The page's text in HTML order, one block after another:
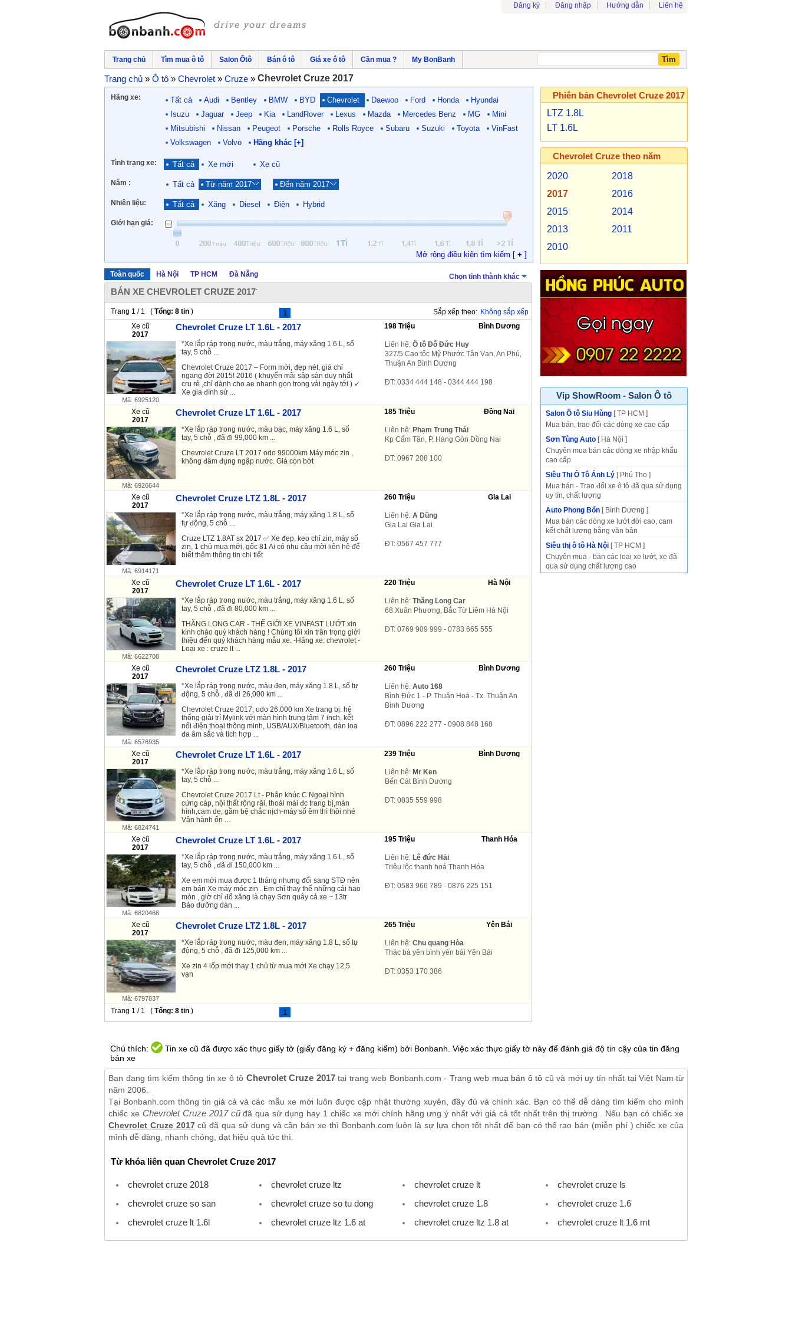
Đăng ký Đăng nhập Hướng dẫn Liên hệ
Trang chủ Tìm mua ô tô Salon Ôtô Bán ô tô Giá xe ô tô Cần mua ? My BonBanh
Trang chủ » Ô tô » Chevrolet » Cruze » Chevrolet Cruze 2017
Hãng xe: Tất cả Audi Bentley BMW BYD Chevrolet Daewoo Ford Honda
Hyundai
Isuzu
Jaguar Jeep Kia LandRover Lexus Mazda Mercedes Benz MG
Mini
Mitsubishi
Nissan Peugeot Porsche Rolls Royce Subaru Suzuki Toyota
VinFast
Volkswagen
Volvo Hãng khác [+]
Tình trạng xe: Tất cả Xe mới Xe cũ
Năm : Tất cả Từ năm 2017 Đến năm 2017
Nhiên liệu: Tất cả Xăng Diesel Điện Hybrid
Giới hạn giá:
Mở rộng điều kiện tìm kiếm [ + ]
Toàn quốc Hà Nội TP HCM Đà Nẵng Chọn tỉnh thành khác
BÁN XE CHEVROLET CRUZE 2017
Trang 1 / 1 ( Tổng: 8 tin ) 1 Sắp xếp theo: Không sắp xếp
Xe cũ
2017
Chevrolet Cruze LT 1.6L - 2017 198 Triệu Bình Dương
Mã: 6925120
*Xe lắp ráp trong nước, màu trắng, máy xăng 1.6 L, số
tay, 5 chỗ ...
Chevrolet Cruze 2017 – Form mới, đẹp nét, giá chỉ
ngang đời 2015! 2016 ( khuyến mãi sập sàn duy nhất
cru rẻ ,chỉ dành cho ae nhanh gọn trong vài ngày tới ) ✓
Xe gia đình sử ...
Liên hệ: Ô tô Đỗ Đức Huy
327/5 Cao tốc Mỹ Phước Tân Vạn, An Phú,
Thuận An Bình Dương
ĐT: 0334 444 148 - 0344 444 198
Xe cũ
2017
Chevrolet Cruze LT 1.6L - 2017 185 Triệu Đồng Nai
Mã: 6926644
*Xe lắp ráp trong nước, màu bạc, máy xăng 1.6 L, số
tay, 5 chỗ , đã đi 99,000 km ...
Chevrolet Cruze LT 2017 odo 99000km Máy móc zin ,
không đâm đụng ngập nước. Giá còn bớt
Liên hệ: Phạm Trung Thái
Kp Cẩm Tân, P. Hàng Gòn Đồng Nai
ĐT: 0967 208 100
Xe cũ
2017
Chevrolet Cruze LTZ 1.8L - 2017 260 Triệu Gia Lai
Mã: 6914171
*Xe lắp ráp trong nước, màu trắng, máy xăng 1.8 L, số
tự động, 5 chỗ ...
Cruze LTZ 1.8AT sx 2017 ✅ Xe đẹp, keo chỉ zin, máy số
zin, 1 chủ mua mới, gốc 81 Ai có nhu cầu mời liên hệ để
biết thêm thông tin chi tiết
Liên hệ: A Dũng
Gia Lai Gia Lai
ĐT: 0567 457 777
Xe cũ
2017
Chevrolet Cruze LT 1.6L - 2017 220 Triệu Hà Nội
Mã: 6622708
*Xe lắp ráp trong nước, màu trắng, máy xăng 1.6 L, số
tay, 5 chỗ , đã đi 80,000 km ...
THĂNG LONG CAR - THẾ GIỚI XE VINFAST LƯỚT xin
kính chào quý khách hàng ! Chúng tôi xin trân trọng giới
thiệu đến quý khách hàng mẫu xe. -Hãng xe: chevrolet -
Loại xe : cruze lt ...
Liên hệ: Thăng Long Car
68 Xuân Phương, Bắc Từ Liêm Hà Nội
ĐT: 0769 909 999 - 0783 665 555
Xe cũ
2017
Chevrolet Cruze LTZ 1.8L - 2017 260 Triệu Bình Dương
Mã: 6576935
*Xe lắp ráp trong nước, màu đen, máy xăng 1.8 L, số tự
động, 5 chỗ , đã đi 26,000 km ...
Chevrolet Cruze 2017, odo 26.000 km Xe trang bị: hệ
thống giải trí Mylink với màn hình trung tâm 7 inch, kết
nối điện thoại thông minh, USB/AUX/Bluetooth, dàn loa
đa âm sắc và tích hợp ...
Liên hệ: Auto 168
Bình Đức 1 - P. Thuận Hoà - Tx. Thuận An
Bình Dương
ĐT: 0896 222 277 - 0908 848 168
Xe cũ
2017
Chevrolet Cruze LT 1.6L - 2017 239 Triệu Bình Dương
Mã: 6824741
*Xe lắp ráp trong nước, màu trắng, máy xăng 1.6 L, số
tay, 5 chỗ ...
Chevrolet Cruze 2017 Lt - Phân khúc C Ngoại hình
cứng cáp, nội thất rộng rãi, thoải mái đc trang bị,màn
hình,cam de, gầm bệ chắc nịch-máy số êm thì thôi nhé
Vận hành ổn ...
Liên hệ: Mr Ken
Bến Cát Bình Dương
ĐT: 0835 559 998
Xe cũ
2017
Chevrolet Cruze LT 1.6L - 2017 195 Triệu Thanh Hóa
Mã: 6820468
*Xe lắp ráp trong nước, màu trắng, máy xăng 1.6 L, số
tay, 5 chỗ , đã đi 150,000 km ...
Xe em mới mua được 1 tháng nhưng đổi sang STĐ nên
em bán Xe máy móc zin . Em chỉ thay thế những cái hao
mòn , giờ chỉ đổ xăng là chạy Sơn quây cả xe ~ 13tr
Bảo dưỡng dàn ...
Liên hệ: Lê đức Hải
Triệu lộc thanh hoá Thanh Hóa
ĐT: 0583 966 789 - 0876 225 151
Xe cũ
2017
Chevrolet Cruze LTZ 1.8L - 2017 265 Triệu Yên Bái
Mã: 6797837
*Xe lắp ráp trong nước, màu đen, máy xăng 1.8 L, số tự
động, 5 chỗ , đã đi 125,000 km ...
Xe zin 4 lốp mới thay 1 chủ từ mua mới Xe chạy 12,5
vạn
Liên hệ: Chu quang Hòa
Thác bà yên bình yên bái Yên Bái
ĐT: 0353 170 386
Trang 1 / 1 ( Tổng: 8 tin ) 1
Chú thích:
Tin xe cũ đã được xác thực giấy tờ (giấy đăng ký + đăng kiểm) bởi Bonbanh. Việc xác thực giấy tờ này để đánh giá độ tin cậy của tin đăng
bán xe
Bạn đang tìm kiếm thông tin xe ô tô Chevrolet Cruze 2017tại trang web Bonbanh.com - Trang web mua bán ô tô cũ và mới uy tín nhất tại Việt Nam từ
năm 2006.
Tại Bonbanh.com thông tin giá cả và các mẫu xe mới luôn được cập nhật thường xuyên, đầy đủ và chính xác. Bạn có thể dễ dàng tìm kiếm cho mình
chiếc xe Chevrolet Cruze 2017 cũđã qua sử dụng hay 1 chiếc xe mới chính hãng ưng ý nhất với giá cả tốt nhất trên thị trường . Nếu bạn có chiếc xe
Chevrolet Cruze 2017cũ đã qua sử dụng và cần bán xe thì Bonbanh.com luôn là sự lựa chọn tốt nhất để bạn có thể rao bán (miễn phí ) chiếc xe của
mình dễ dàng, nhanh chóng, đạt hiệu quả tức thì.
Từ khóa liên quan Chevrolet Cruze 2017
chevrolet cruze 2018 chevrolet cruze ltz chevrolet cruze lt
chevrolet cruze ls
chevrolet cruze so san
chevrolet cruze so tu dong chevrolet cruze 1.8
chevrolet cruze 1.6
chevrolet cruze lt 1.6l
chevrolet cruze ltz 1.6 at chevrolet cruze ltz 1.8 at chevrolet cruze lt 1.6 mt
Phiên bản Chevrolet Cruze 2017
LTZ 1.8L
LT 1.6L
Chevrolet Cruze theo năm
2020
2018
2017
2016
2015
2014
2013
2011
2010
Vip ShowRoom - Salon Ô tô
Salon Ô tô Siu Hùng [ TP HCM ]
Mua bán, trao đổi các dòng xe cao cấp
Sơn Tùng Auto [ Hà Nội ]
Chuyên mua bán các dòng xe nhập khẩu
cao cấp
Siêu Thị Ô Tô Ánh Lý [ Phú Thọ ]
Mua bán - Trao đổi xe ô tô đã qua sử dụng
uy tín, chất lượng
Auto Phong Bổn [ Bình Dương ]
Mua bán các dòng xe lướt đời cao, cam
kết chất lượng bằng văn bản
Siêu thị ô tô Hà Nội [ TP HCM ]
Chuyên mua - bán các loại xe lướt, xe đã
qua sử dụng chất lượng cao